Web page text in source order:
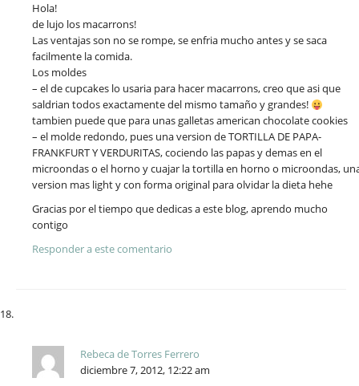
Hola!
de lujo los macarrons!
Las ventajas son no se rompe, se enfria mucho antes y se saca
facilmente la comida.
Los moldes
– el de cupcakes lo usaria para hacer macarrons, creo que asi que
saldrian todos exactamente del mismo tamaño y grandes!
tambien puede que para unas galletas american chocolate cookies
– el molde redondo, pues una version de TORTILLA DE PAPA-
FRANKFURT Y VERDURITAS, cociendo las papas y demas en el
microondas o el horno y cuajar la tortilla en horno o microondas,
version mas light y con forma original para olvidar la dieta hehe
Gracias por el tiempo que dedicas a este blog, aprendo mucho
contigo
Responder a este comentario
Rebeca de Torres Ferrero
diciembre 7, 2012, 12:22 am